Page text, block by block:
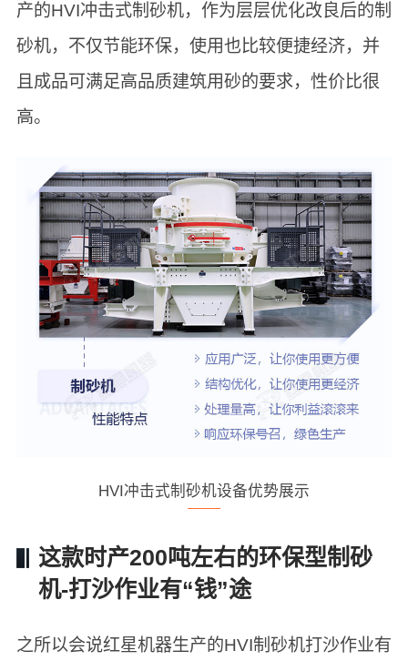
产的HVI冲击式制砂机，作为层层优化改良后的制
砂机，不仅节能环保，使用也比较便捷经济，并
且成品可满足高品质建筑用砂的要求，性价比很
高。
HVI冲击式制砂机设备优势展示
这款时产200吨左右的环保型制砂
机-打沙作业有“钱”途
之所以会说红星机器生产的HVI制砂机打沙作业有